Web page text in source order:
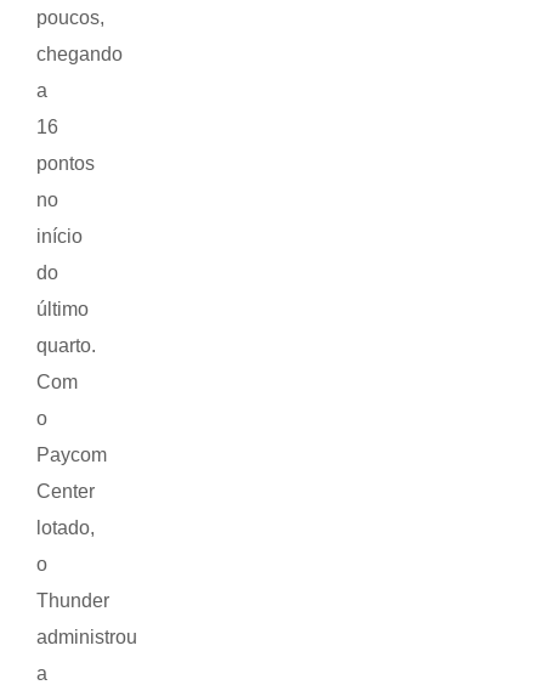
poucos,
chegando
a
16
pontos
no
início
do
último
quarto.
Com
o
Paycom
Center
lotado,
o
Thunder
administrou
a